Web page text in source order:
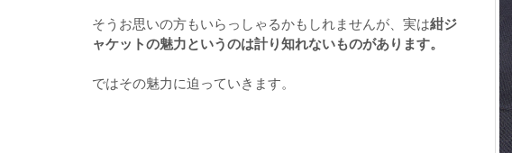
そうお思いの方もいらっしゃるかもしれませんが、実は紺ジ
ャケットの魅力というのは計り知れないものがあります。
ではその魅力に迫っていきます。